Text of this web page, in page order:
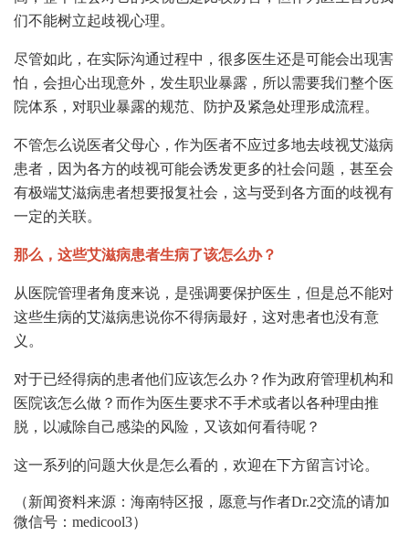
们不能树立起歧视心理。
尽管如此，在实际沟通过程中，很多医生还是可能会出现害
怕，会担心出现意外，发生职业暴露，所以需要我们整个医
院体系，对职业暴露的规范、防护及紧急处理形成流程。
不管怎么说医者父母心，作为医者不应过多地去歧视艾滋病
患者，因为各方的歧视可能会诱发更多的社会问题，甚至会
有极端艾滋病患者想要报复社会，这与受到各方面的歧视有
一定的关联。
那么，这些艾滋病患者生病了该怎么办？
从医院管理者角度来说，是强调要保护医生，但是总不能对
这些生病的艾滋病患说你不得病最好，这对患者也没有意
义。
对于已经得病的患者他们应该怎么办？作为政府管理机构和
医院该怎么做？而作为医生要求不手术或者以各种理由推
脱，以减除自己感染的风险，又该如何看待呢？
这一系列的问题大伙是怎么看的，欢迎在下方留言讨论。
（新闻资料来源：海南特区报，愿意与作者Dr.2交流的请加
微信号：medicool3）